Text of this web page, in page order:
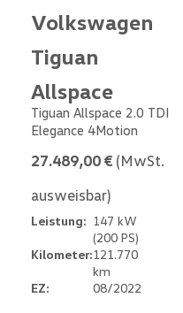
Volkswagen
Tiguan
Allspace
Tiguan Allspace 2.0 TDI
Elegance 4Motion
27.489,00 € (MwSt.
ausweisbar)
Leistung: 147 kW
(200 PS)
Kilometer:121.770
km
EZ:
08/2022